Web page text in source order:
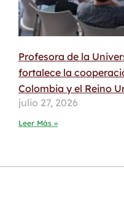
Profesora de la
fortalece la
Colombia y el Reino
julio 27, 2026
Leer Más »